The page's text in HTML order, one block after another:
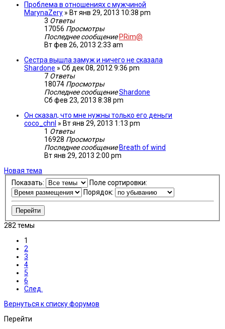
Проблема в отношениях с мужчиной
MarynaZery » Вт янв 29, 2013 10:38 pm
3 Ответы
17056 Просмотры
Последнее сообщение PRim@
Вт фев 26, 2013 2:33 am
Сестра вышла замуж и ничего не сказала
Shardone » Сб дек 08, 2012 9:36 pm
7 Ответы
18074 Просмотры
Последнее сообщениеShardone
Сб фев 23, 2013 8:38 pm
Он сказал, что мне нужны только его деньги
coco_chnl » Вт янв 29, 2013 1:13 pm
1 Ответы
16928 Просмотры
Последнее сообщение Breath of wind
Вт янв 29, 2013 2:00 pm
Новая тема
Показать:
Поле сортировки:
Порядок:
282 темы
1
2
3
4
5
6
След.
Вернуться к списку форумов
Перейти